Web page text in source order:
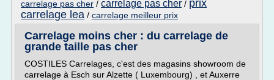
carrelage pas cher / carrelage pas cher / prix
carrelage lea / carrelage meilleur prix
Carrelage moins cher : du carrelage de
grande taille pas cher
COSTILES Carrelages, c'est des magasins showroom de
carrelage à Esch sur Alzette ( Luxembourg) , et Auxerre